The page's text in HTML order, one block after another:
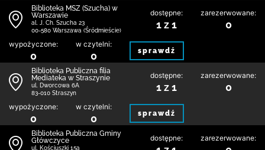
Biblioteka MSZ (Szucha) w
Warszawie
al. J. Ch. Szucha 23
00-580 Warszawa (Śródmieście)
dostępne:
1 z 1
zarezerwowane:
0
wypożyczone:
0
w czytelni:
0 sprawdź
Biblioteka Publiczna filia
Mediateka w Straszynie
ul. Dworcowa 6A
83-010 Straszyn
dostępne:
1 z 1
zarezerwowane:
0
wypożyczone:
0
w czytelni:
0 sprawdź
Biblioteka Publiczna Gminy
Główczyce
ul. Kościuszki 15a
dostępne: zarezerwowane: